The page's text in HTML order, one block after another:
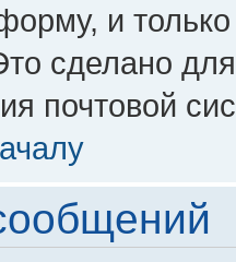
и
сделано
почтовой